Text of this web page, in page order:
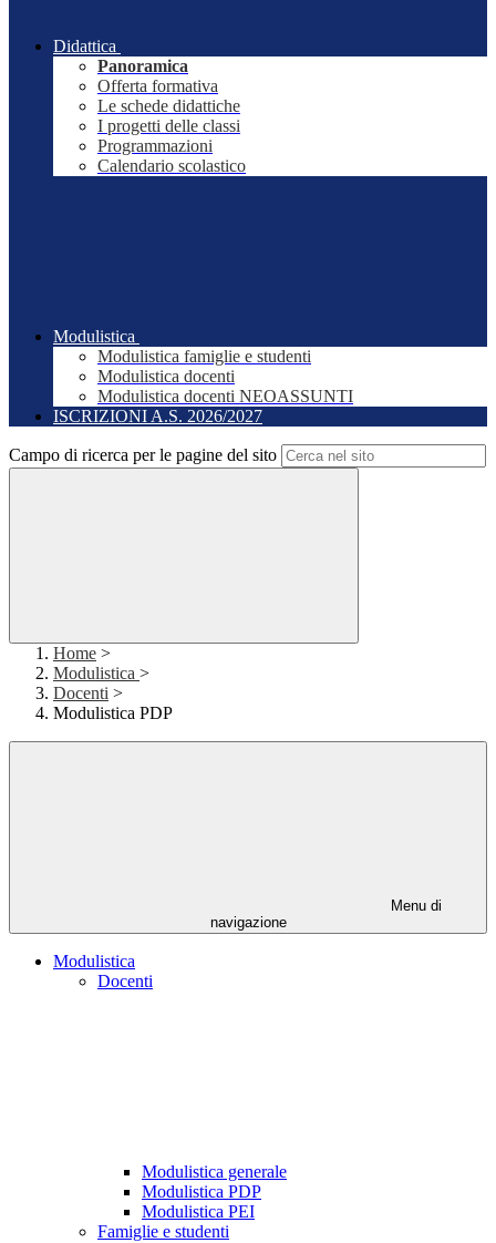
Didattica
Panoramica
Offerta formativa
Le schede didattiche
I progetti delle classi
Programmazioni
Calendario scolastico
Modulistica
Modulistica famiglie e studenti
Modulistica docenti
Modulistica docenti NEOASSUNTI
ISCRIZIONI A.S. 2026/2027
Campo di ricerca per le pagine del sito
Home >
Modulistica >
Docenti >
Modulistica PDP
Menu di
navigazione
Modulistica
Docenti
Modulistica generale
Modulistica PDP
Modulistica PEI
Famiglie e studenti